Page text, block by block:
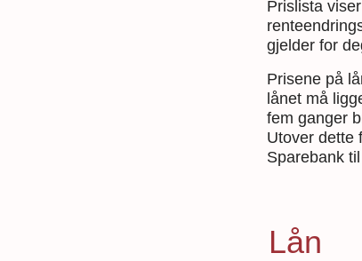
Prislista
gjelder for
Prisene på
lånet må
fem ganger
Utover dette
Sparebank
Lån